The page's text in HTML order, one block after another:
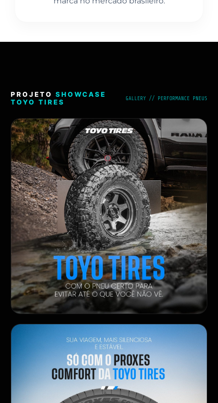
PROJETOSHOWCASE
TOYO TIRES
GALLERY // PERFORMANCE PNEUS